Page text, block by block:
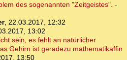
des sogenannten "Zeitgeistes". -
, 22.03.2017, 12:32
13:02
sein, es fehlt an natürlicher
Gehirn ist geradezu mathematikaffin
13:50